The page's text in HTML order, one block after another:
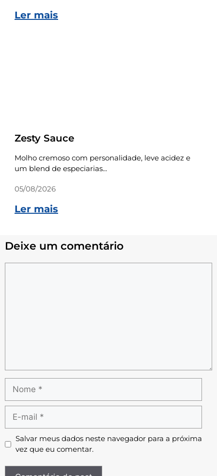
Ler mais
Zesty Sauce
Molho cremoso com personalidade, leve acidez e
um blend de especiarias...
05/08/2026
Ler mais
Deixe um comentário
Salvar meus dados neste navegador para a próxima
vez que eu comentar.